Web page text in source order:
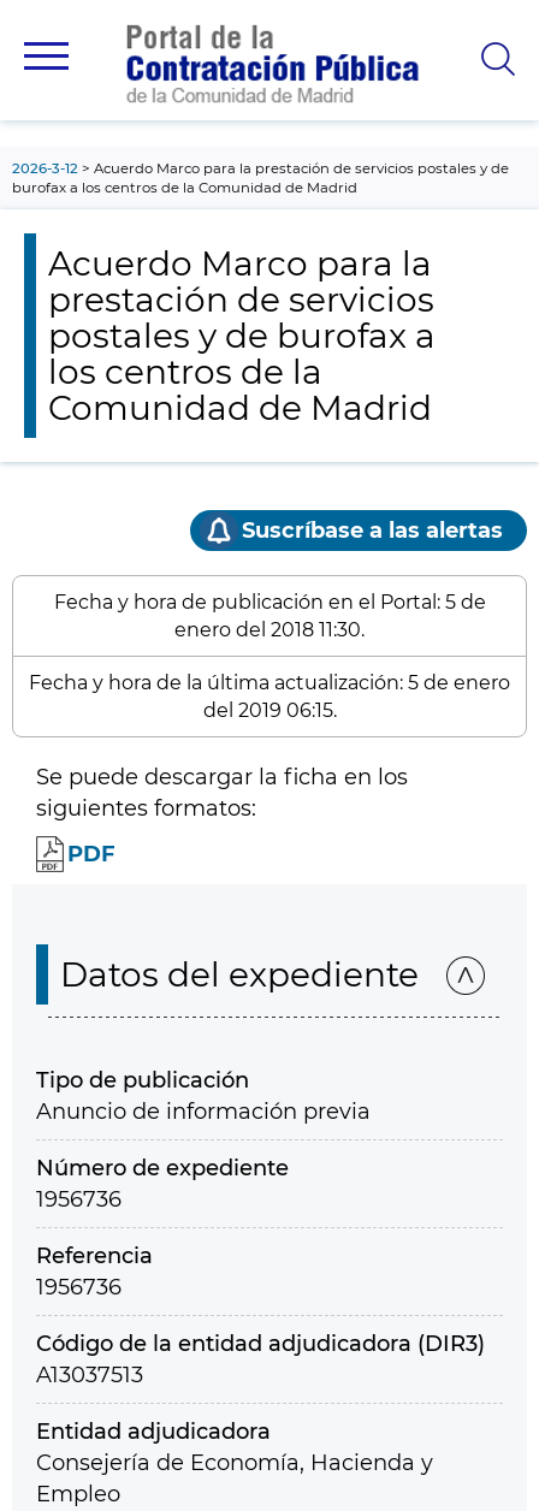
principal
2026-3-12
Acuerdo Marco para la prestación de servicios postales y de
burofax a los centros de la Comunidad de Madrid
Acuerdo Marco para la
prestación de servicios
postales y de burofax a
los centros de la
Comunidad de Madrid
Suscríbase a las alertas
Fecha y hora de publicación en el Portal: 5 de
enero del 2018 11:30.
Fecha y hora de la última actualización: 5 de enero
del 2019 06:15.
Se puede descargar la ficha en los
siguientes formatos:
PDF
Datos del expediente
Tipo de publicación
Anuncio de información previa
Número de expediente
1956736
Referencia
1956736
Código de la entidad adjudicadora (DIR3)
A13037513
Entidad adjudicadora
Consejería de Economía, Hacienda y
Empleo